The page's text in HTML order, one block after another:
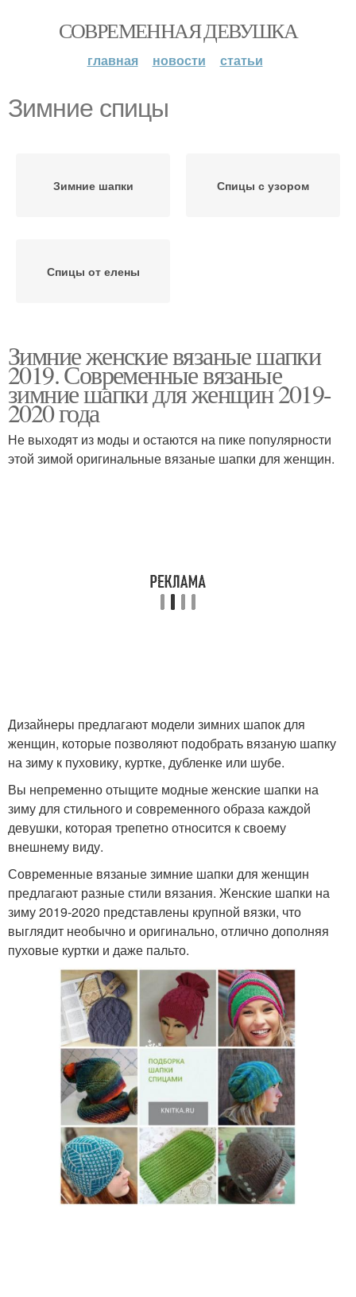
СОВРЕМЕННАЯ ДЕВУШКА
главная новости статьи
Зимние спицы
Зимние шапки Спицы с узором
Спицы от елены
Зимние женские вязаные шапки
2019. Современные вязаные
зимние шапки для женщин 2019-
2020 года
Не выходят из моды и остаются на пике популярности
этой зимой оригинальные вязаные шапки для женщин.
Дизайнеры предлагают модели зимних шапок для
женщин, которые позволяют подобрать вязаную шапку
на зиму к пуховику, куртке, дубленке или шубе.
Вы непременно отыщите модные женские шапки на
зиму для стильного и современного образа каждой
девушки, которая трепетно относится к своему
внешнему виду.
Современные вязаные зимние шапки для женщин
предлагают разные стили вязания. Женские шапки на
зиму 2019-2020 представлены крупной вязки, что
выглядит необычно и оригинально, отлично дополняя
пуховые куртки и даже пальто.